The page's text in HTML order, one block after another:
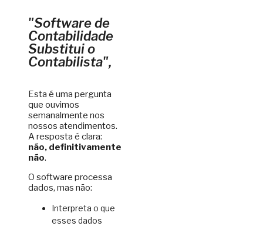
"Software de
Contabilidade
Substitui o
Contabilista",
Esta é uma pergunta
que ouvimos
semanalmente nos
nossos atendimentos.
A resposta é clara:
não, definitivamente
não.
O software processa
dados, mas não:
Interpreta o que
esses dados